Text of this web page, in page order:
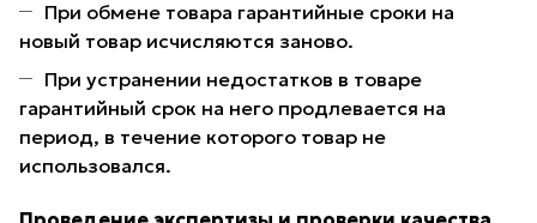
При обмене товара гарантийные сроки на
новый товар исчисляются заново.
При устранении недостатков в товаре
гарантийный срок на него продлевается на
период, в течение которого товар не
использовался.